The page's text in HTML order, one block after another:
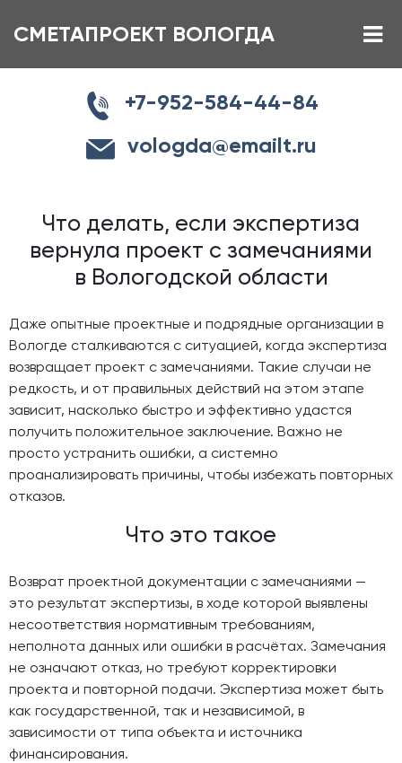
СМЕТАПРОЕКТ ВОЛОГДА
+7-952-584-44-84
vologda@emailt.ru
Что делать, если экспертиза
вернула проект с замечаниями
в Вологодской области
Даже опытные проектные и подрядные организации в
Вологде сталкиваются с ситуацией, когда экспертиза
возвращает проект с замечаниями. Такие случаи не
редкость, и от правильных действий на этом этапе
зависит, насколько быстро и эффективно удастся
получить положительное заключение. Важно не
просто устранить ошибки, а системно
проанализировать причины, чтобы избежать повторных
отказов.
Что это такое
Возврат проектной документации с замечаниями —
это результат экспертизы, в ходе которой выявлены
несоответствия нормативным требованиям,
неполнота данных или ошибки в расчётах. Замечания
не означают отказ, но требуют корректировки
проекта и повторной подачи. Экспертиза может быть
как государственной, так и независимой, в
зависимости от типа объекта и источника
финансирования.